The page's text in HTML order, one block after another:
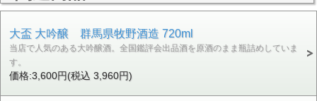
大盃 大吟醸 群馬県牧野酒造 720ml
当店で人気のある大吟醸酒。全国鑑評会出品酒を原酒のまま瓶詰めしていま
す。
価格:3,600円(税込 3,960円)